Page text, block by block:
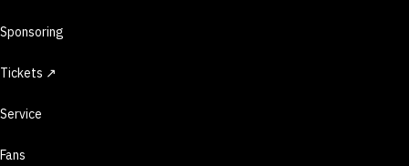
Sponsoring
Tickets ↗
Service
Fans